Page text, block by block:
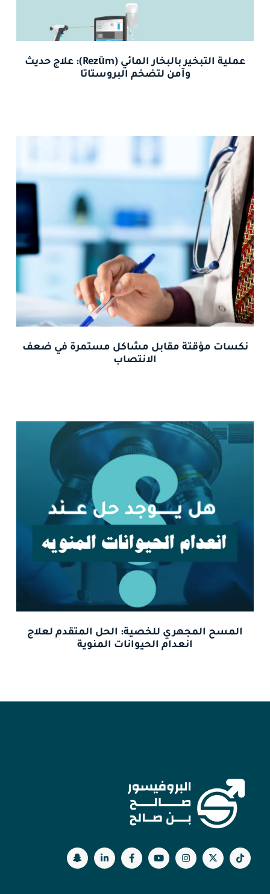
عملية التبخير بالبخار المائي (Rezūm): علاج حديث
وآمن لتضخم البروستاتا
نكسات مؤقتة مقابل مشاكل مستمرة في ضعف
الانتصاب
المسح المجهري للخصية: الحل المتقدم لعلاج
انعدام الحيوانات المنوية